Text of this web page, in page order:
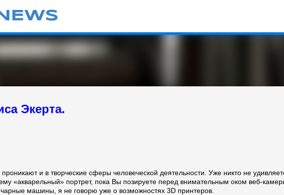
Экерта.
и в творческие сферы человеческой деятельности. Уже никто не
«акварельный» портрет, пока Вы позируете перед внимательным оком веб-
машины, я не говорю уже о возможностях 3D принтеров.